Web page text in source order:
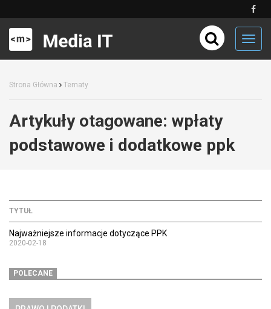
Strona Główna Tematy
Artykuły otagowane: wpłaty
podstawowe i dodatkowe ppk
TYTUŁ
Najważniejsze informacje dotyczące PPK
2020-02-18
POLECANE